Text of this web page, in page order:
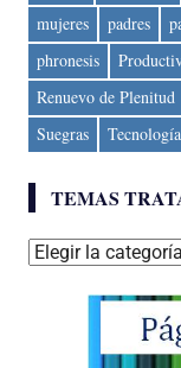
mujeres
padres
phronesis
Renuevo de Plenitud
Suegras
Tecnología
TEMAS
Temas